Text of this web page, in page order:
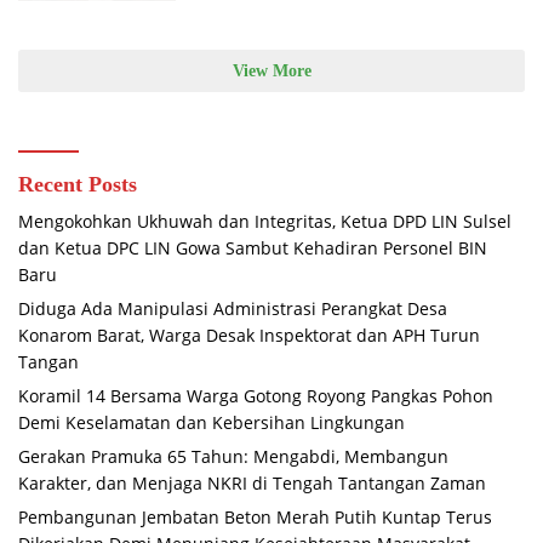
View More
Recent Posts
Mengokohkan Ukhuwah dan Integritas, Ketua DPD LIN Sulsel
dan Ketua DPC LIN Gowa Sambut Kehadiran Personel BIN
Baru
Diduga Ada Manipulasi Administrasi Perangkat Desa
Konarom Barat, Warga Desak Inspektorat dan APH Turun
Tangan
Koramil 14 Bersama Warga Gotong Royong Pangkas Pohon
Demi Keselamatan dan Kebersihan Lingkungan
Gerakan Pramuka 65 Tahun: Mengabdi, Membangun
Karakter, dan Menjaga NKRI di Tengah Tantangan Zaman
Pembangunan Jembatan Beton Merah Putih Kuntap Terus